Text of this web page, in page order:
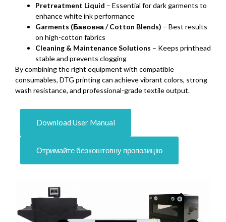
Pretreatment Liquid – Essential for dark garments to
enhance white ink performance
Garments (Бавовна /Cotton Blends) – Best results
on high-cotton fabrics
Cleaning & Maintenance Solutions – Keeps printhead
stable and prevents clogging
By combining the right equipment with compatible
consumables, DTG printing can achieve vibrant colors, strong
wash resistance, and professional-grade textile output.
Download User Manual
Отримайте безкоштовну пропозицію